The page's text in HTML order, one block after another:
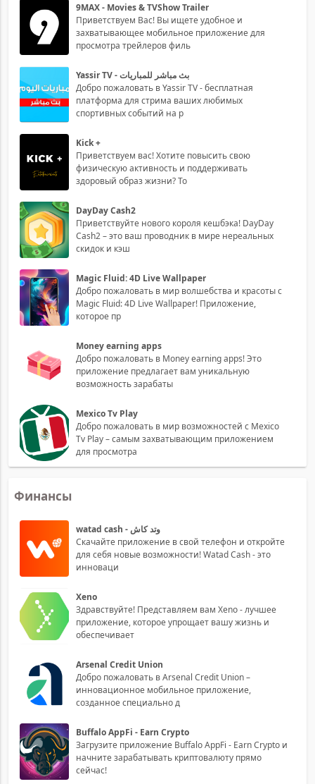
9MAX - Movies & TVShow Trailer
Приветствуем Вас! Вы ищете удобное и
захватывающее мобильное приложение для
просмотра трейлеров филь
Yassir TV - بث مباشر للمباريات
Добро пожаловать в Yassir TV - бесплатная
платформа для стрима ваших любимых
спортивных событий на р
Kick +
Приветствуем вас! Хотите повысить свою
физическую активность и поддерживать
здоровый образ жизни? То
DayDay Cash2
Приветствуйте нового короля кешбэка! DayDay
Cash2 – это ваш проводник в мире нереальных
скидок и кэш
Magic Fluid: 4D Live Wallpaper
Добро пожаловать в мир волшебства и красоты с
Magic Fluid: 4D Live Wallpaper! Приложение,
которое пр
Money earning apps
Добро пожаловать в Money earning apps! Это
приложение предлагает вам уникальную
возможность зарабаты
Mexico Tv Play
Добро пожаловать в мир возможностей с Mexico
Tv Play – самым захватывающим приложением
для просмотра
Финансы
watad cash - وتد كاش
Скачайте приложение в свой телефон и откройте
для себя новые возможности! Watad Cash - это
инноваци
Xeno
Здравствуйте! Представляем вам Xeno - лучшее
приложение, которое упрощает вашу жизнь и
обеспечивает
Arsenal Credit Union
Добро пожаловать в Arsenal Credit Union –
инновационное мобильное приложение,
созданное специально д
Buffalo AppFi - Earn Crypto
Загрузите приложение Buffalo AppFi - Earn Crypto и
начните зарабатывать криптовалюту прямо
сейчас!